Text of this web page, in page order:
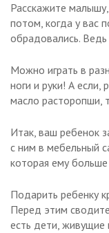
Расскажите
потом, когда у вас
обрадовались.
Можно играть в
ноги и руки! А если,
масло расторопши,
Итак, ваш ребенок
с ним в мебельный
которая ему больше
Подарить ребенку
Перед этим
есть дети, живущие